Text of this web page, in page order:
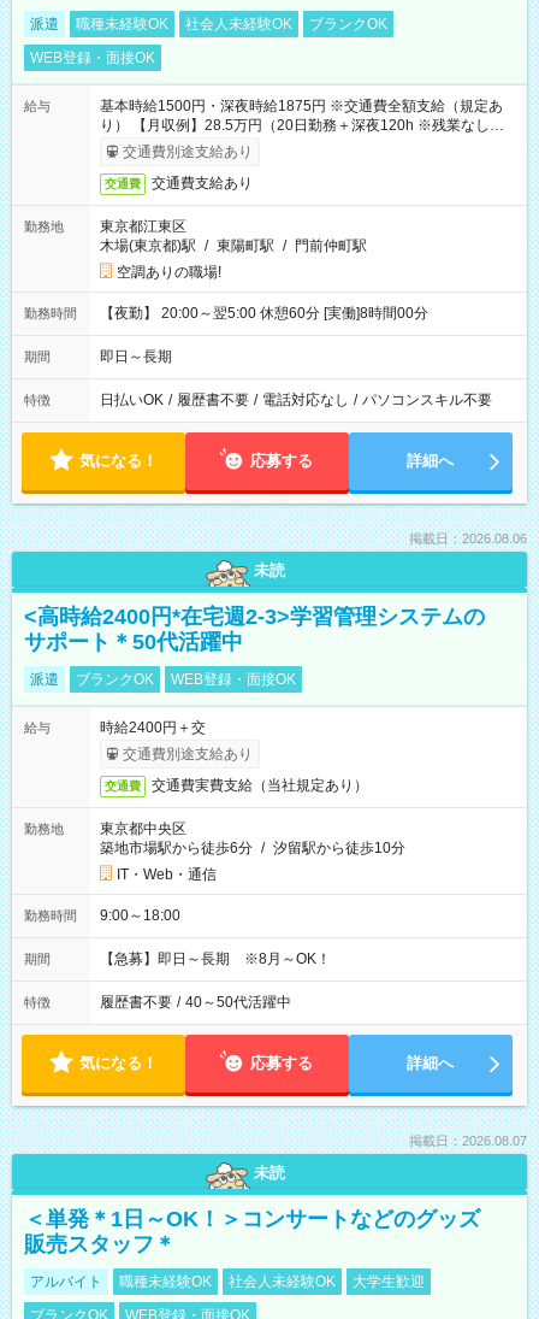
派遣 職種未経験OK 社会人未経験OK
ブランクOK
WEB登録・面接OK
給与
基本時給1500円・深夜時給1875円 ※交通費全額支給（規定あ
り） 【月収例】28.5万円（20日勤務＋深夜120h ※残業なしの場
合）交通費別途支給あり
交通費 交通費支給あり
勤務地
東京都江東区
木場(東京都)駅 / 東陽町駅 / 門前仲町駅
空調ありの職場!
勤務時間 【夜勤】 20:00～翌5:00 休憩60分 [実働]8時間00分
期間 即日～長期
特徴 日払いOK / 履歴書不要 / 電話対応なし / パソコンスキル不要
気になる！ 応募する 詳細へ
掲載日：2026.08.06
未読
<高時給2400円*在宅週2-3>学習管理システムの
サポート＊50代活躍中
派遣 ブランクOK WEB登録・面接OK
給与
時給2400円＋交
交通費別途支給あり
交通費 交通費実費支給（当社規定あり）
勤務地
東京都中央区
築地市場駅から徒歩6分 / 汐留駅から徒歩10分
IT・Web・通信
勤務時間 9:00～18:00
期間 【急募】即日～長期 ※8月～OK！
特徴 履歴書不要 / 40～50代活躍中
気になる！ 応募する 詳細へ
掲載日：2026.08.07
未読
＜単発＊1日～OK！＞コンサートなどのグッズ
販売スタッフ＊
アルバイト 職種未経験OK 社会人未経験OK
大学生歓迎
ブランクOK
WEB登録・面接OK